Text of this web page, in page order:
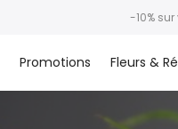
-10%
Promotions Fleurs &